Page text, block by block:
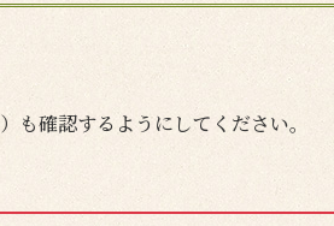
）も確認するようにしてください。